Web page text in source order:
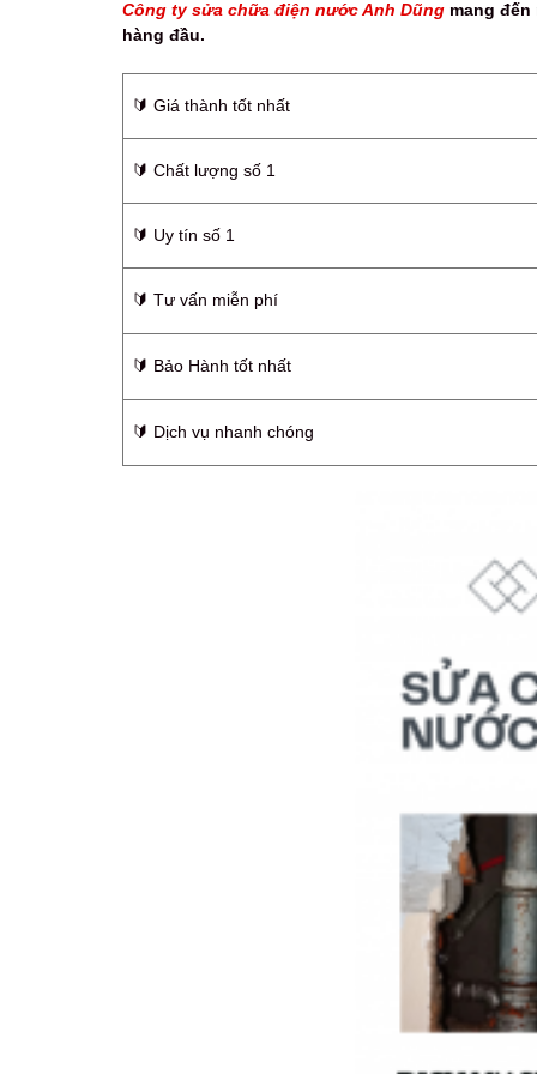
Công ty sửa chữa điện nước Anh Dũng mang
hàng đầu.
🔰️ Giá thành tốt nhất
🔰️ Chất lượng số 1
🔰️ Uy tín số 1
🔰️ Tư vấn miễn phí
🔰️ Bảo Hành tốt nhất
🔰️ Dịch vụ nhanh chóng